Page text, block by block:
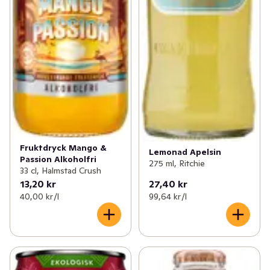
Fruktdryck Mango &
Passion Alkoholfri
33 cl, Halmstad Crush
13,20 kr
40,00 kr /l
Lemonad Apelsin
275 ml, Ritchie
27,40 kr
99,64 kr /l